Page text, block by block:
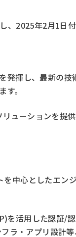
、2025年2月1
揮し、最新の
。
ーションを提
中心としたエン
活用した認証/
・アプリ設計